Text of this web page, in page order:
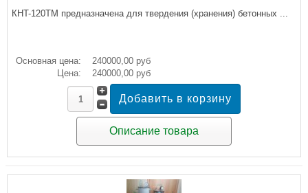
КНT-120ТМ предназначена для твердения (хранения) бетонных ...
Основная цена:
240000,00 руб
Цена:
240000,00 руб
Описание товара